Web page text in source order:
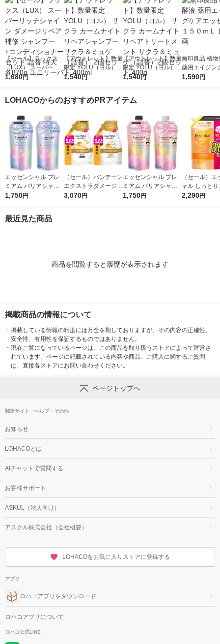
【セール】ラックス
（LUX） スーパーリ
ッチシャイン ダメー
ー セット 詰替 特大 各
1,680円
【アウトレット】数量
限定 YOLU（ヨル）
サクラ カームナイト
2個セット 400ml
1,540円
【アウトレット】数量
限定 YOLU（ヨル）
サクラ カームナイト
替）2個セット 400g
1,540円
無印良品 植物
薬用エイジン
ッセンス １
1,590円
LOHACOからのおすすめPRアイテム
エッセンシャル プレ
ミアム バリアシャン
プー + コンディショ
1,750円
（セール）パンテーン
エクストラダメージリ
ペア シャンプー + コ
3,070円
エッセンシャル プレ
ミアム バリアシャン
プー + コンディショ
1,750円
（セール）エ
ャル しっと
る シャンプー
2,290円
最近見た商品
商品を閲覧すると履歴が表示されます
掲載商品の情報について
・ 掲載している情報の精度には万全を期しておりますが、その内容の正確性、
安全性、有用性を保証するものではありません。
・ 現在ご覧になっているページは、この商品を取り扱うストアによって運営さ
れています。ページに記載されている内容や商品、ご購入に関するご質問
は、直接各ストアにお問い合わせください。
ページトップへ
関連サイト・ヘルプ・その他
お知らせ
LOHACOとは
AIチャットで質問する
お客様サポート
ASKUL（法人向け）
アスクル株式会社（会社概要）
LOHACOをお気に入りストアに登録する
アプリ
ロハコアプリをダウンロード
ロハコアプリについて
ロハコ公式LINE